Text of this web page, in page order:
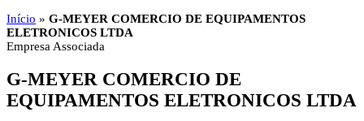
Início » G-MEYER COMERCIO DE EQUIPAMENTOS
ELETRONICOS LTDA
Empresa Associada
G-MEYER COMERCIO DE
EQUIPAMENTOS ELETRONICOS LTDA